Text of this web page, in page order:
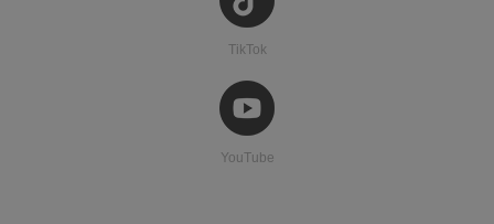
TikTok
YouTube